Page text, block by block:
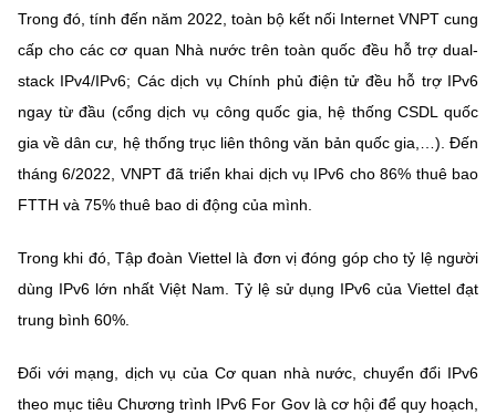
Trong đó, tính đến năm 2022, toàn bộ kết nối Internet VNPT cung
cấp cho các cơ quan Nhà nước trên toàn quốc đều hỗ trợ dual-
stack IPv4/IPv6; Các dịch vụ Chính phủ điện tử đều hỗ trợ IPv6
ngay từ đầu (cổng dịch vụ công quốc gia, hệ thống CSDL quốc
gia về dân cư, hệ thống trục liên thông văn bản quốc gia,…). Đến
tháng 6/2022, VNPT đã triển khai dịch vụ IPv6 cho 86% thuê bao
FTTH và 75% thuê bao di động của mình.
Trong khi đó, Tập đoàn Viettel là đơn vị đóng góp cho tỷ lệ người
dùng IPv6 lớn nhất Việt Nam. Tỷ lệ sử dụng IPv6 của Viettel đạt
trung bình 60%.
Đối với mạng, dịch vụ của Cơ quan nhà nước, chuyển đổi IPv6
theo mục tiêu Chương trình IPv6 For Gov là cơ hội để quy hoạch,